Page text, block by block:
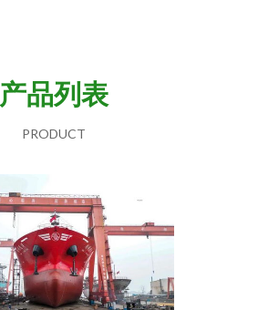
产品列表
PRODUCT